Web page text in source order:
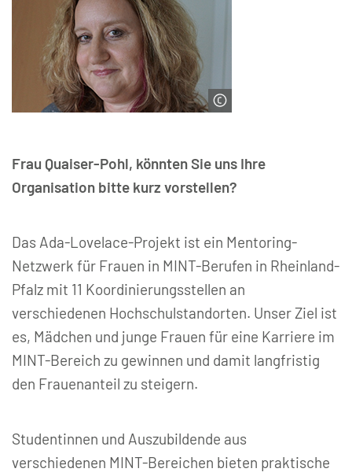
Frau Quaiser-Pohl, könnten Sie uns Ihre
Organisation bitte kurz vorstellen?
Das Ada-Lovelace-Projekt ist ein Mentoring-
Netzwerk für Frauen in MINT-Berufen in Rheinland-
Pfalz mit 11 Koordinierungsstellen an
verschiedenen Hochschulstandorten. Unser Ziel ist
es, Mädchen und junge Frauen für eine Karriere im
MINT-Bereich zu gewinnen und damit langfristig
den Frauenanteil zu steigern.
Studentinnen und Auszubildende aus
verschiedenen MINT-Bereichen bieten praktische